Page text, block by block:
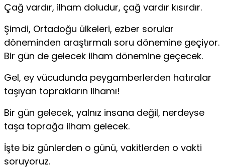
Çağ vardır, ilham doludur, çağ vardır kısırdır.
Şimdi, Ortadoğu ülkeleri, ezber sorular
döneminden araştırmalı soru dönemine geçiyor.
Bir gün de gelecek ilham dönemine geçecek.
Gel, ey vücudunda peygamberlerden hatıralar
taşı­yan toprakların ilhamı!
Bir gün gelecek, yalnız insana değil, nerdeyse
taşa toprağa ilham gelecek.
İşte biz günlerden o günü, vakitlerden o vakti
soru­yoruz.